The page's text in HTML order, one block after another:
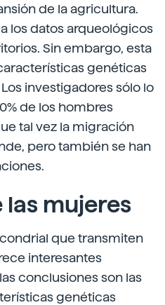
de la agricultura.
los datos arqueológicos
Sin embargo, esta
genéticas
investigadores sólo lo
de los hombres
tal vez la migración
pero también se han
las mujeres
que transmiten
interesantes
conclusiones son las
genéticas